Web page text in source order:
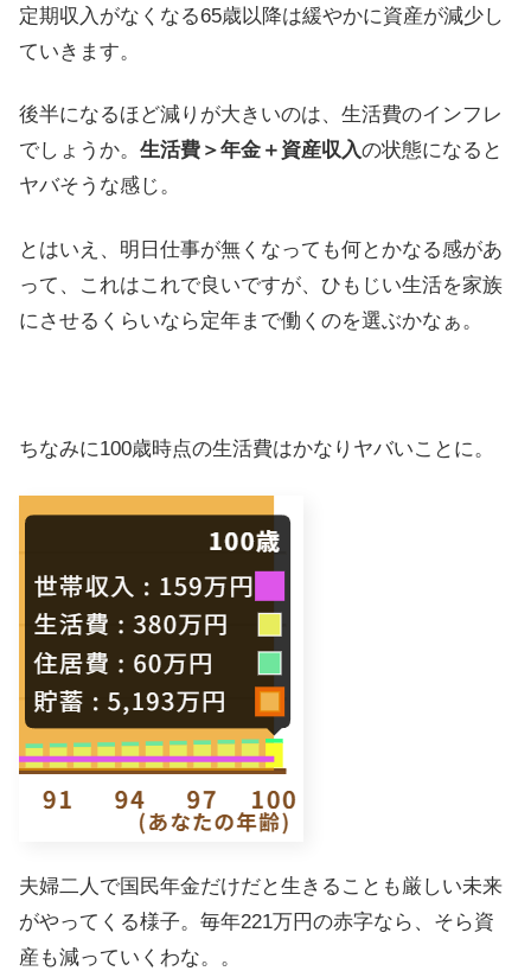
定期収入がなくなる65歳以降は緩やかに資産が減少し
ていきます。
後半になるほど減りが大きいのは、生活費のインフレ
でしょうか。 生活費＞年金＋資産収入の状態になると
ヤバそうな感じ。
とはいえ、明日仕事が無くなっても何とかなる感があ
って、これはこれで良いですが、ひもじい生活を家族
にさせるくらいなら定年まで働くのを選ぶかなぁ。
ちなみに100歳時点の生活費はかなりヤバいことに。
夫婦二人で国民年金だけだと生きることも厳しい未来
がやってくる様子。毎年221万円の赤字なら、そら資
産も減っていくわな。。